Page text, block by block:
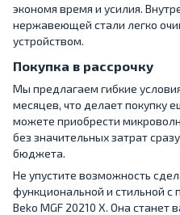
экономя время и усилия.
нержавеющей стали легко
устройством.
Покупка в рассрочку
Мы предлагаем гибкие
месяцев, что делает покупку
можете приобрести
без значительных затрат
бюджета.
Не упустите возможность
функциональной и стильной
Beko MGF 20210 X. Она